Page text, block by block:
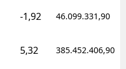
-1,92 46.099.331,90
5,32 385.452.406,90